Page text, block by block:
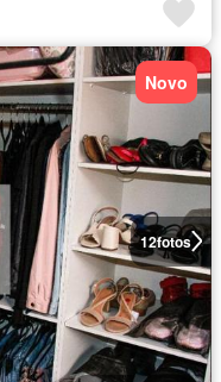
12fotos
Novo